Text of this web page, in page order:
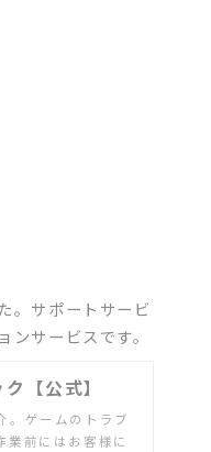
。サポートサービ
サービスです。
【公式】
。ゲームのトラブ
業前にはお客様に